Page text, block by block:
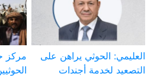
العليمي: الحوثي يراهن على
التصعيد لخدمة أجندات
مركز